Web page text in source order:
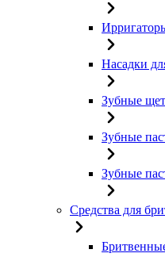
Насадки
Зубные
Зубные
Зубные
Средства для